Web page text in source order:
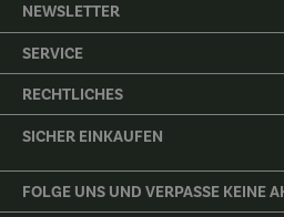
NEWSLETTER
SERVICE
RECHTLICHES
SICHER EINKAUFEN
FOLGE UNS UND VERPASSE KEINE